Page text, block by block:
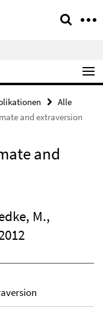
Alle
and extraversion
and
M.,